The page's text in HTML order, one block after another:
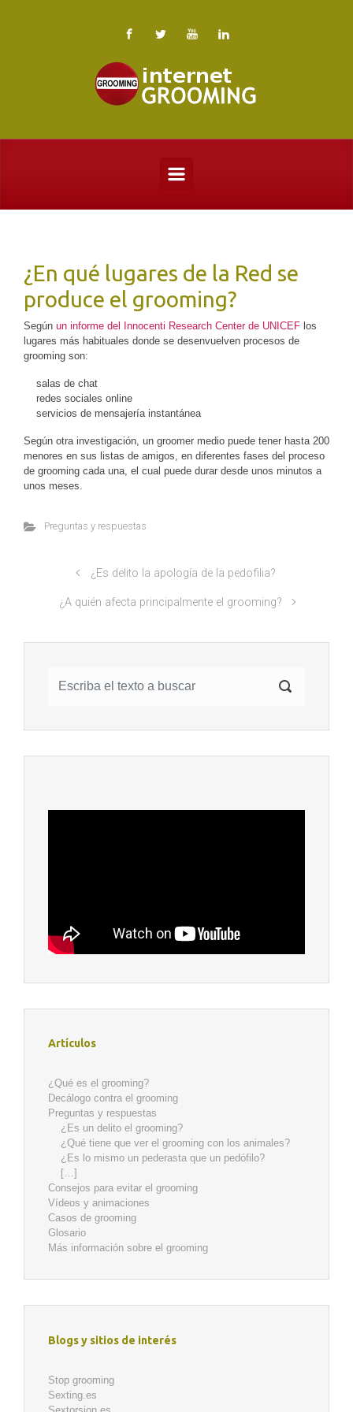
¿En qué lugares de la Red se
produce el grooming?
Según un informe del Innocenti Research Center de UNICEF los
lugares más habituales donde se desenvuelven procesos de
grooming son:
salas de chat
redes sociales online
servicios de mensajería instantánea
Según otra investigación, un groomer medio puede tener hasta 200
menores en sus listas de amigos, en diferentes fases del proceso
de grooming cada una, el cual puede durar desde unos minutos a
unos meses.
Preguntas y respuestas
¿Es delito la apología de la pedofilia?
¿A quién afecta principalmente el grooming?
Artículos
¿Qué es el grooming?
Decálogo contra el grooming
Preguntas y respuestas
¿Es un delito el grooming?
¿Qué tiene que ver el grooming con los animales?
¿Es lo mismo un pederasta que un pedófilo?
[…]
Consejos para evitar el grooming
Vídeos y animaciones
Casos de grooming
Glosario
Más información sobre el grooming
Blogs y sitios de interés
Stop grooming
Sexting.es